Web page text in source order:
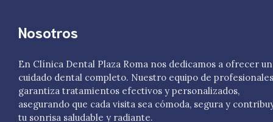
Nosotros
En Clínica Dental Plaza Roma nos dedicamos a ofrecer un
cuidado dental completo. Nuestro equipo de profesionales
garantiza tratamientos efectivos y personalizados,
asegurando que cada visita sea cómoda, segura y
tu sonrisa saludable y radiante.